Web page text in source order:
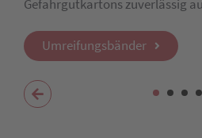
Gefahrgutkartons zuverlässig
Umreifungsbänder